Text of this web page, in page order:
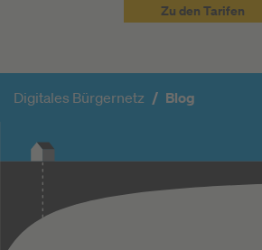
Zu den Tarifen
Digitales Bürgernetz Blog